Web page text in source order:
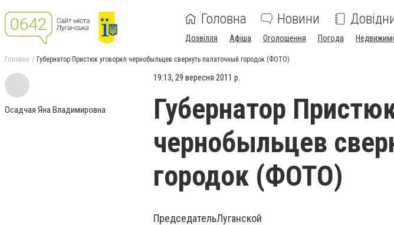
Головна Новини
Дозвілля Афіша Оголошення Погода
Головна Губернатор Пристюк уговорил чернобыльцев свернуть палаточный городок (ФОТО)
Осадчая Яна Владимировна
19:13, 29 вересня 2011 р.
Губернатор
чернобыльцев
городок (ФОТО)
ПредседательЛуганской